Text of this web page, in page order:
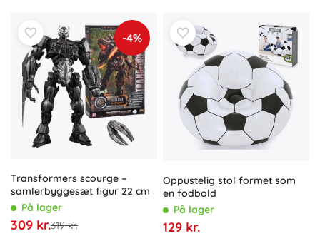
-4%
Transformers scourge –
samlerbyggesæt figur 22 cm
På lager
309 kr.319 kr.
Oppustelig stol formet som
en fodbold
På lager
129 kr.